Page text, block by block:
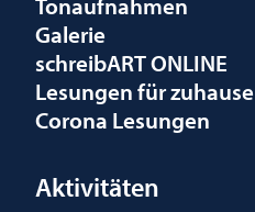
Galerie
schreibART ONLINE
Lesungen für zuhause
Corona Lesungen
Aktivitäten